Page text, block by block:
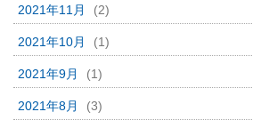
2021年11月 (2)
2021年10月 (1)
2021年9月 (1)
2021年8月 (3)